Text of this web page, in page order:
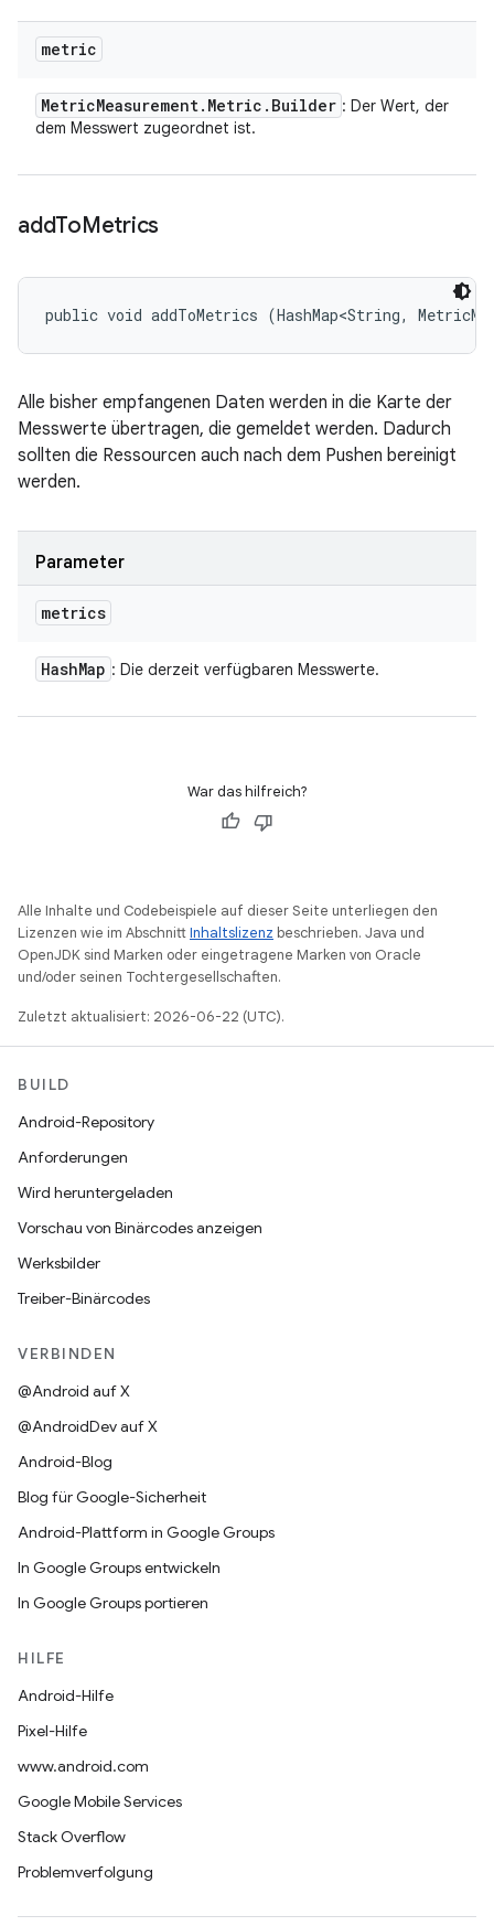
metric
MetricMeasurement. Metric . Builder : Der Wert, der
dem Messwert zugeordnet ist.
addToMetrics
public void addToMetrics (HashMap<String,
Alle bisher empfangenen Daten werden in die Karte der
Messwerte übertragen, die gemeldet werden. Dadurch
sollten die Ressourcen auch nach dem Pushen bereinigt
werden.
Parameter
metrics
HashMap : Die derzeit verfügbaren Messwerte.
War das hilfreich?
Alle Inhalte und Codebeispiele auf dieser Seite unterliegen den
Lizenzen wie im AbschnittInhaltslizenz beschrieben. Java und
OpenJDK sind Marken oder eingetragene Marken von Oracle
und/oder seinen Tochtergesellschaften.
Zuletzt aktualisiert: 2026-06-22 (UTC).
BUILD
Android-Repository
Anforderungen
Wird heruntergeladen
Vorschau von Binärcodes anzeigen
Werksbilder
Treiber-Binärcodes
VERBINDEN
@Android auf X
@AndroidDev auf X
Android-Blog
Blog für Google-Sicherheit
Android-Plattform in Google Groups
In Google Groups entwickeln
In Google Groups portieren
HILFE
Android-Hilfe
Pixel-Hilfe
www.android.com
Google Mobile Services
Stack Overflow
Problemverfolgung